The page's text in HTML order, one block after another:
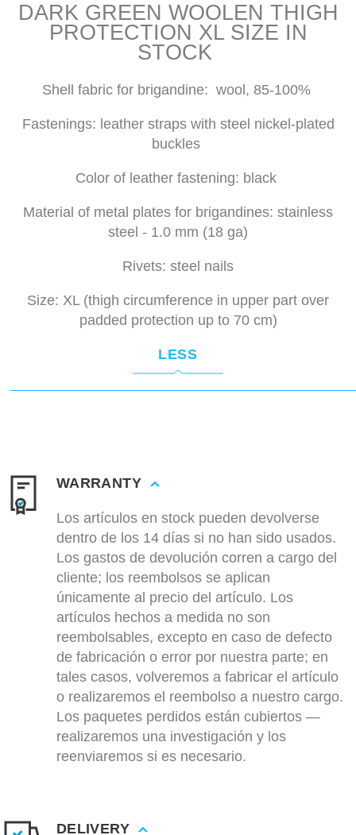
DARK GREEN WOOLEN THIGH
PROTECTION XL SIZE IN
STOCK
Shell fabric for brigandine: wool, 85-100%
Fastenings: leather straps with steel nickel-plated
buckles
Color of leather fastening: black
Material of metal plates for brigandines: stainless
steel - 1.0 mm (18 ga)
Rivets: steel nails
Size: XL (thigh circumference in upper part over
padded protection up to 70 cm)
LESS
WARRANTY
Los artículos en stock pueden devolverse
dentro de los 14 días si no han sido usados.
Los gastos de devolución corren a cargo del
cliente; los reembolsos se aplican
únicamente al precio del artículo. Los
artículos hechos a medida no son
reembolsables, excepto en caso de defecto
de fabricación o error por nuestra parte; en
tales casos, volveremos a fabricar el artículo
o realizaremos el reembolso a nuestro cargo.
Los paquetes perdidos están cubiertos —
realizaremos una investigación y los
reenviaremos si es necesario.
DELIVERY